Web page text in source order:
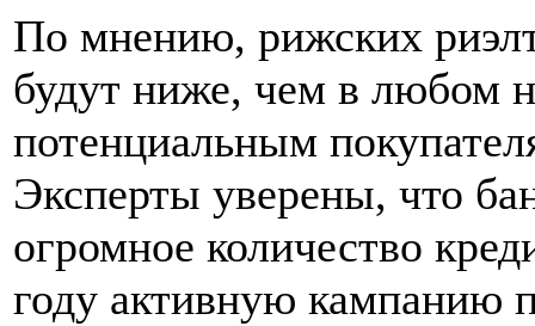
По мнению, рижских
будут ниже, чем в любом
потенциальным
Эксперты уверены, что
огромное количество
году активную кампанию